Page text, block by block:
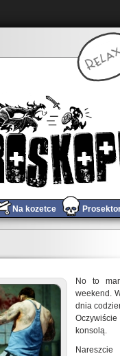
Na kozetce
No to
weekend.
dnia
konsolą.